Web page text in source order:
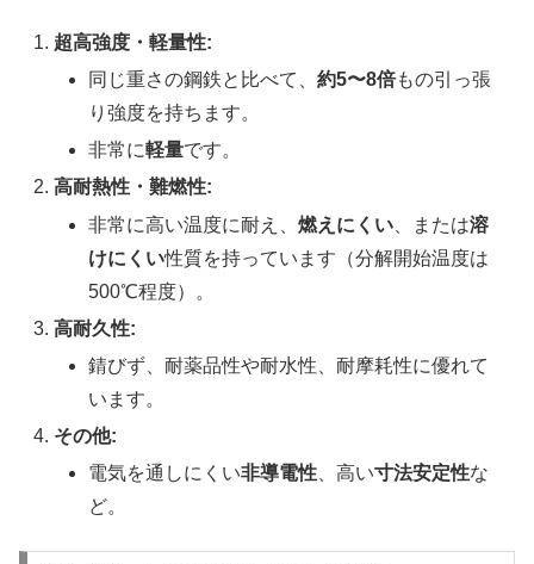
超高強度・軽量性:
同じ重さの鋼鉄と比べて、約5〜8倍もの引っ張
り強度を持ちます。
非常に軽量です。
高耐熱性・難燃性:
非常に高い温度に耐え、燃えにくい 、または溶
けにくい性質を持っています（分解開始温度は
500℃程度）。
高耐久性:
錆びず、耐薬品性や耐水性、耐摩耗性に優れて
います。
その他:
電気を通しにくい非導電性 、高い寸法安定性な
ど。